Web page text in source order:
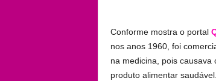
Conforme mostra o portal
nos anos 1960, foi
na medicina, pois
produto alimentar